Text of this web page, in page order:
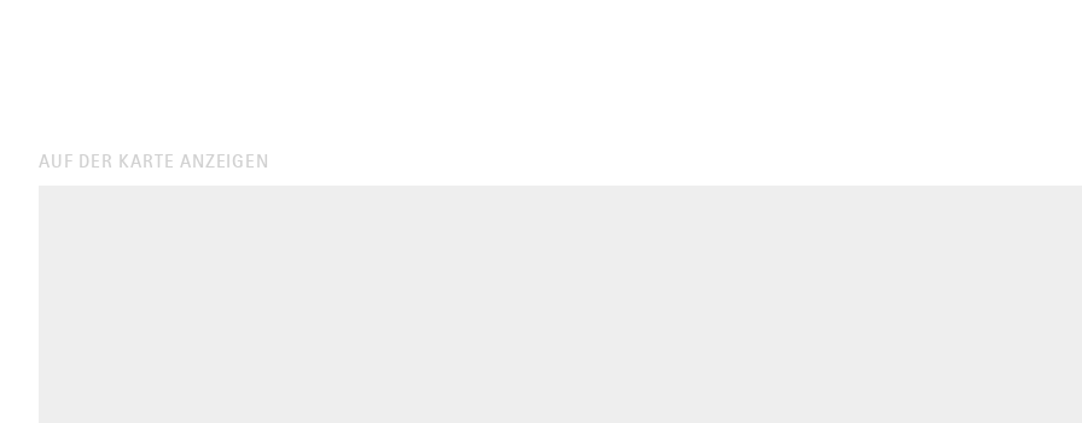
AUF DER KARTE ANZEIGEN